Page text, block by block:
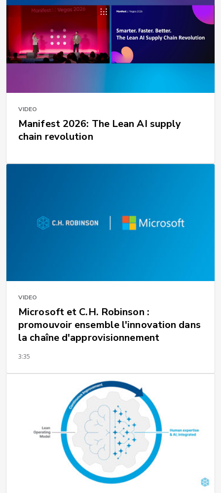
VIDEO
Manifest 2026: The Lean AI supply
chain revolution
VIDEO
Microsoft et C.H. Robinson :
promouvoir ensemble l'innovation dans
la chaîne d'approvisionnement
3:35